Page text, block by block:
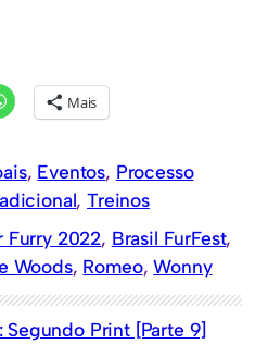
Mais
, Eventos, Processo
, Treinos
Furry 2022, Brasil FurFest
Woods, Romeo, Wonny
Segundo Print [Parte 9]